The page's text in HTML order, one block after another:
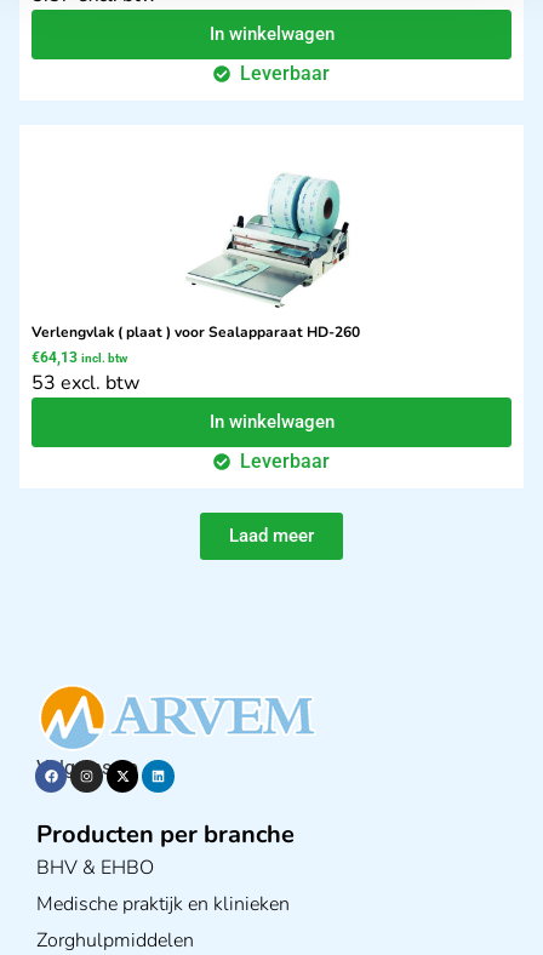
In winkelwagen
Leverbaar
Verlengvlak ( plaat ) voor Sealapparaat HD-260
€64,13 incl. btw
53 excl. btw
In winkelwagen
Leverbaar
Laad meer
Volg ons op
Producten per branche
BHV & EHBO
Medische praktijk en klinieken
Zorghulpmiddelen